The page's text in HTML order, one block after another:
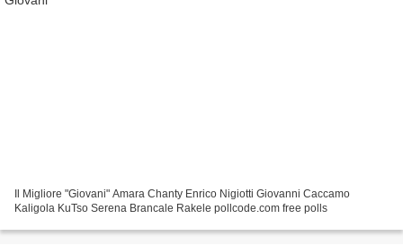
Il Migliore "Giovani" Amara Chanty Enrico Nigiotti Giovanni Caccamo
Kaligola KuTso Serena Brancale Rakele pollcode.com free polls